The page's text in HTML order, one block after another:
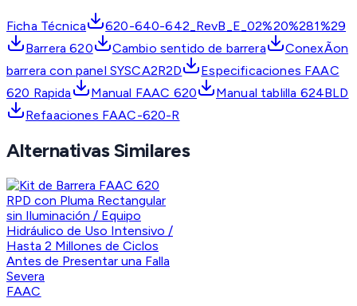
Ficha Técnica
620-640-642_RevB_E_02%20%281%29
Barrera 620
Cambio sentido de barrera
ConexÃ­on
barrera con panel SYSCA2R2D
Especificaciones FAAC
620 Rapida
Manual FAAC 620
Manual tablilla 624BLD
Refaaciones FAAC-620-R
Alternativas Similares
FAAC